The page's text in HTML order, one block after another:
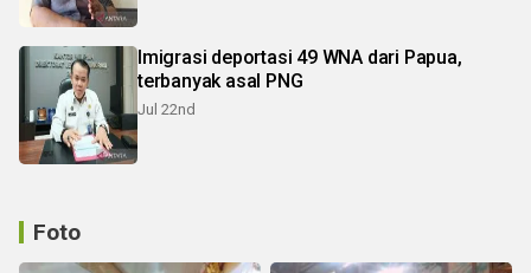
Imigrasi deportasi 49 WNA dari Papua,
terbanyak asal PNG
Jul 22nd
Foto